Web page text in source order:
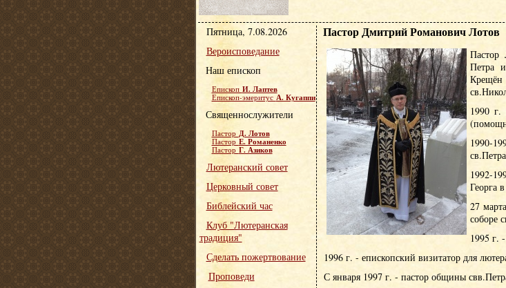
Пастор Дмитрий Романович Лотов
Пастор
Петра
Крещён
1990 г.
1990-
1992-
Георга
27
соборе
1995 г.
1996 г. - епископский визитатор для
С января 1997 г. - пастор общины
Пятница, 7.08.2026
Вероисповедание
Наш епископ
Епископ И. Лаптев
Епископ-эмеритус А. Кугаппи
Священнослужители
Пастор Д. Лотов
Пастор Е. Романенко
Пастор Г. Азиков
Лютеранский совет
Церковный совет
Библейский час
Клуб "Лютеранская
традиция"
Сделать пожертвование
Проповеди